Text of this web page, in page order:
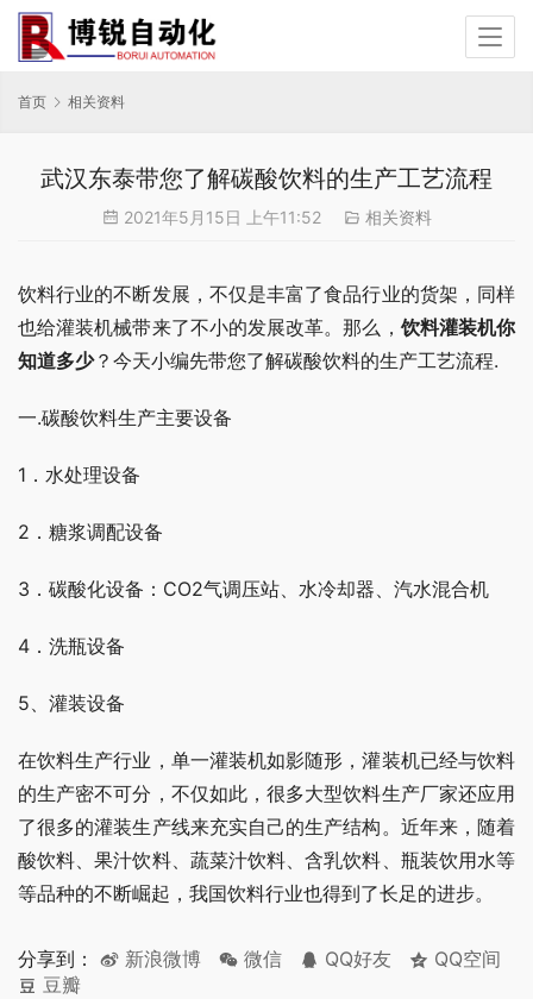
首页 相关资料
武汉东泰带您了解碳酸饮料的生产工艺流程
2021年5月15日 上午11:52 相关资料
饮料行业的不断发展，不仅是丰富了食品行业的货架，同样
也给灌装机械带来了不小的发展改革。那么，饮料灌装机你
知道多少？今天小编先带您了解碳酸饮料的生产工艺流程.
一.碳酸饮料生产主要设备
1．水处理设备
2．糖浆调配设备
3．碳酸化设备：CO2气调压站、水冷却器、汽水混合机
4．洗瓶设备
5、灌装设备
在饮料生产行业，单一灌装机如影随形，灌装机已经与饮料
的生产密不可分，不仅如此，很多大型饮料生产厂家还应用
了很多的灌装生产线来充实自己的生产结构。近年来，随着
酸饮料、果汁饮料、蔬菜汁饮料、含乳饮料、瓶装饮用水等
等品种的不断崛起，我国饮料行业也得到了长足的进步。
分享到： 新浪微博 微信 QQ好友
QQ空间
豆瓣